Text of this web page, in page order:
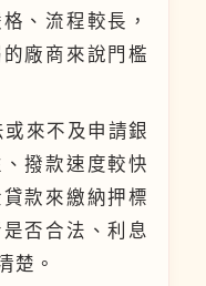
、流程較長，
廠商來說門檻
或來不及申請銀
撥款速度較快
款來繳納押標
否合法、利息
楚。